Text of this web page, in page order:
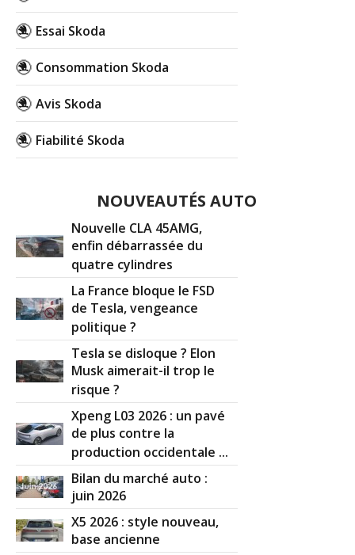
Essai Skoda
Consommation Skoda
Avis Skoda
Fiabilité Skoda
NOUVEAUTÉS AUTO
Nouvelle CLA 45AMG,
enfin débarrassée du
quatre cylindres
La France bloque le FSD
de Tesla, vengeance
politique ?
Tesla se disloque ? Elon
Musk aimerait-il trop le
risque ?
Xpeng L03 2026 : un pavé
de plus contre la
production occidentale ...
Bilan du marché auto :
juin 2026
X5 2026 : style nouveau,
base ancienne